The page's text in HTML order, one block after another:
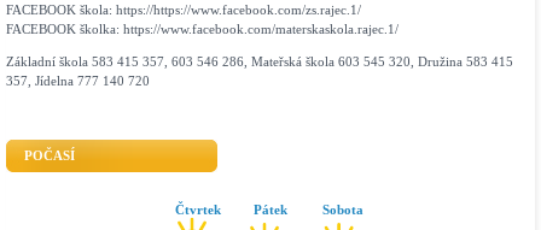
FACEBOOK škola: https://https://www.facebook.com/zs.rajec.1/
FACEBOOK školka: https://www.facebook.com/materskaskola.rajec.1/
Základní škola 583 415 357, 603 546 286, Mateřská škola 603 545 320, Družina 583 415
357, Jídelna 777 140 720
POČASÍ
Čtvrtek Pátek Sobota